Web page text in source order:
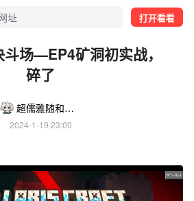
打开看看
场—EP4矿洞初实战，
碎了
超儒雅随和的小阿马
2024-1-19 23:00